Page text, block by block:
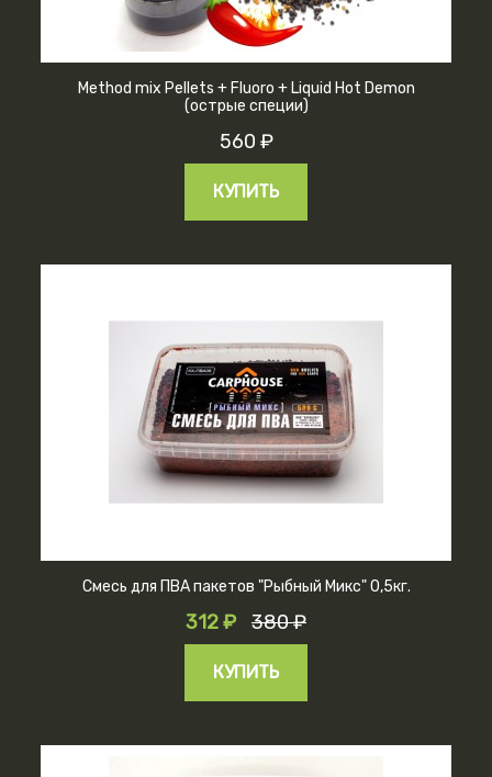
Method mix Pellets + Fluoro + Liquid Hot Demon
(острые специи)
560 ₽
КУПИТЬ
Смесь для ПВА пакетов "Рыбный Микс" 0,5кг.
312 ₽ 380 ₽
КУПИТЬ